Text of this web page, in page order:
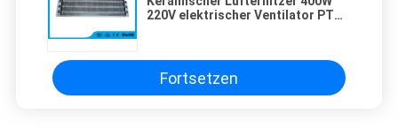
220V elektrischer Ventilator PTC
Fortsetzen